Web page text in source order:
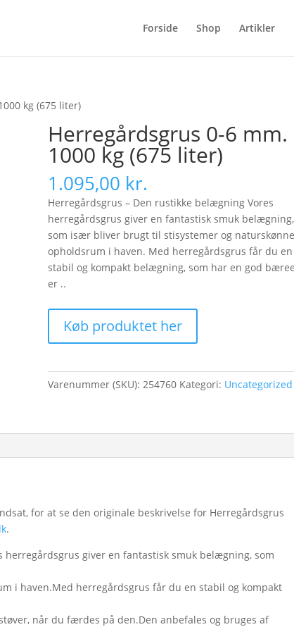
Forside Shop Artikler
kg (675 liter)
Herregårdsgrus 0-6 mm.
1000 kg (675 liter)
1.095,00 kr.
Herregårdsgrus – Den rustikke belægning Vores
herregårdsgrus giver en fantastisk smuk belægning,
som især bliver brugt til stisystemer og
opholdsrum i haven. Med herregårdsgrus får du en
stabil og kompakt belægning, som har en god
er ..
Køb produktet her
Varenummer (SKU):254760 Kategori: Uncategorized
for at se den originale beskrivelse for Herregårdsgrus
.
giver en fantastisk smuk belægning, som
i haven.Med herregårdsgrus får du en stabil og kompakt
når du færdes på den.Den anbefales og bruges af